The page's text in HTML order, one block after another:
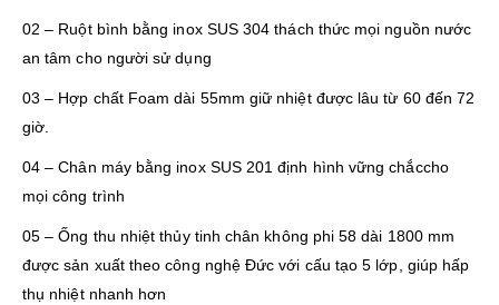
02 – Ruột bình bằng inox SUS 304 thách thức mọi nguồn nước
an tâm cho người sử dụng
03 – Hợp chất Foam dài 55mm giữ nhiệt được lâu từ 60 đến 72
giờ.
04 – Chân máy bằng inox SUS 201 định hình vững chắccho
mọi công trình
05 – Ống thu nhiệt thủy tinh chân không phi 58 dài 1800 mm
được sản xuất theo công nghệ Đức với cấu tạo 5 lớp, giúp hấp
thụ nhiệt nhanh hơn